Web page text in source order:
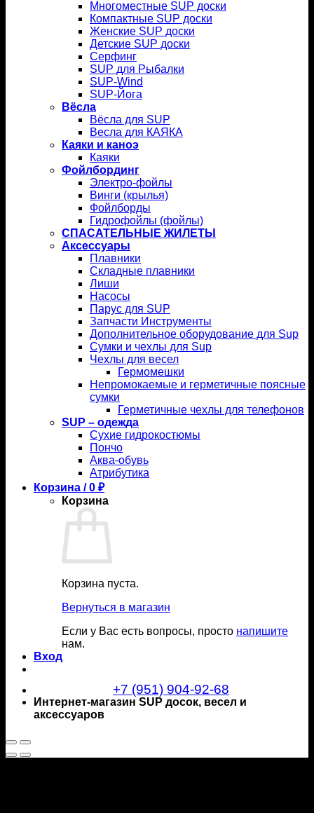
Многоместные SUP доски
Компактные SUP доски
Женские SUP доски
Детские SUP доски
Серфинг
SUP для Рыбалки
SUP-Wind
SUP-Йога
Вёсла
Вёсла для SUP
Весла для КАЯКА
Каяки и каноэ
Каяки
Фойлбординг
Электро-фойлы
Винги (крылья)
Фойлборды
Гидрофойлы (фойлы)
СПАСАТЕЛЬНЫЕ ЖИЛЕТЫ
Аксессуары
Плавники
Складные плавники
Лиши
Насосы
Парус для SUP
Запчасти Инструменты
Дополнительное оборудование для Sup
Сумки и чехлы для Sup
Чехлы для весел
Гермомешки
Непромокаемые и герметичные поясные
сумки
Герметичные чехлы для телефонов
SUP – одежда
Сухие гидрокостюмы
Пончо
Аква-обувь
Атрибутика
Корзина /0 ₽
Корзина
Корзина пуста.
Вернуться в магазин
Если у Вас есть вопросы, просто напишите
нам.
Вход
+7 (951) 904-92-68
Интернет-магазин SUP досок, весел и
аксессуаров